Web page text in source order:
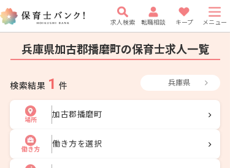
求人検索 転職相談 キープ メニュー
兵庫県加古郡播磨町の保育士求人一覧
検索結果 1 件 兵庫県
場所
加古郡播磨町
働き方
働き方を選択